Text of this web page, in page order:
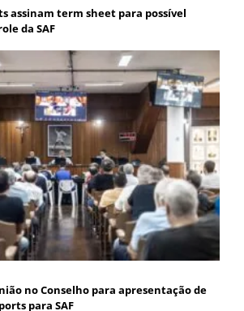
assinam term sheet para possível
da SAF
no Conselho para apresentação de
para SAF